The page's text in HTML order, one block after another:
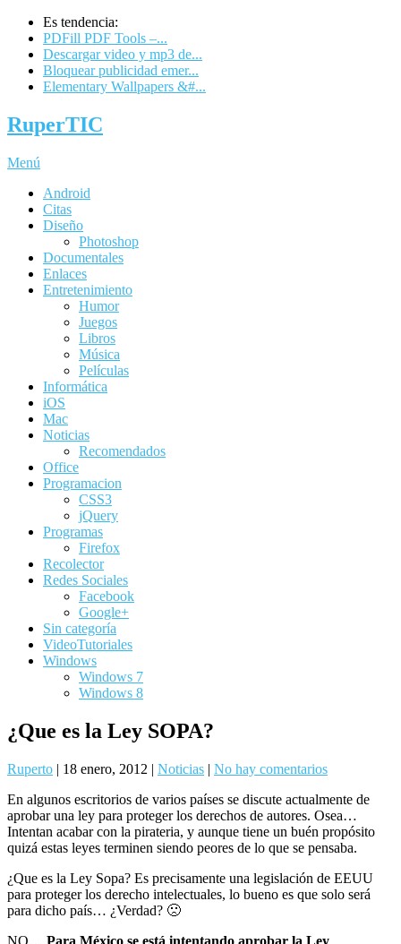
Es tendencia:
PDFill PDF Tools –...
Descargar video y mp3 de...
Bloquear publicidad emer...
Elementary Wallpapers &#...
RuperTIC
Menú
Android
Citas
Diseño
Photoshop
Documentales
Enlaces
Entretenimiento
Humor
Juegos
Libros
Música
Películas
Informática
iOS
Mac
Noticias
Recomendados
Office
Programacion
CSS3
jQuery
Programas
Firefox
Recolector
Redes Sociales
Facebook
Google+
Sin categoría
VideoTutoriales
Windows
Windows 7
Windows 8
¿Que es la Ley SOPA?
Ruperto | 18 enero, 2012 | Noticias | No hay comentarios
En algunos escritorios de varios países se discute actualmente de
aprobar una ley para proteger los derechos de autores. Osea…
Intentan acabar con la pirateria, y aunque tiene un buén propósito
quizá estas leyes terminen siendo peores de lo que se pensaba.
¿Que es la Ley Sopa? Es precisamente una legislación de EEUU
para proteger los derecho intelectuales, lo bueno es que solo será
para dicho país… ¿Verdad? 🙁
NO… Para México se está intentando aprobar la Ley